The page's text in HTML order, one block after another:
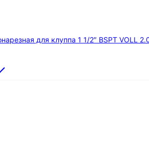
для клуппа 1 1/2″ BSPT VOLL